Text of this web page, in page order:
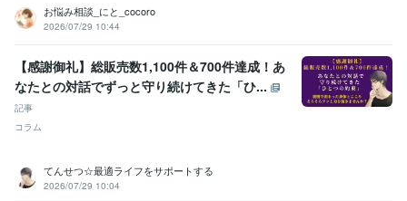
薬剤師 占い師 カウンセラー
タロットカード
四柱推命
マーケティング コンサルティング ココナラ
副業
コーティング
売上アップ モチベーションアップ
お悩み相談_にと_cocoro
2026/07/29 10:44
【感謝御礼】総販売数1,100件＆700件達成！あ
なたとの対話でずっと守り続けてきた「ひ...
記事
コラム
てんせつ☆最適ライフをサポートする
2026/07/29 10:04